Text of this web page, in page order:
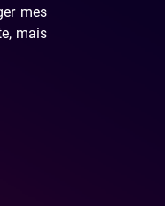
mes
mais